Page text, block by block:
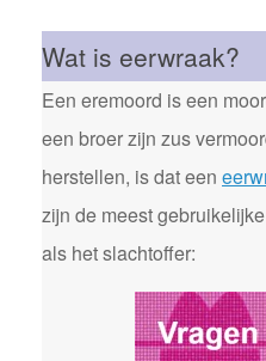
Wat is eerwraak?
Een eremoord is een
een broer zijn zus
herstellen, is dat een
zijn de meest
als het slachtoffer: